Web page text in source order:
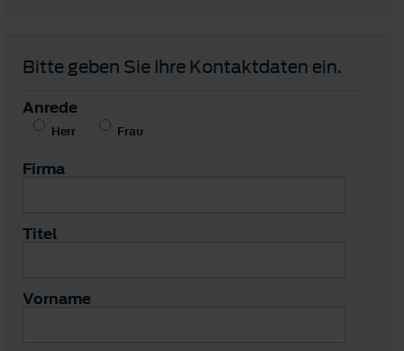
Bitte geben Sie Ihre Kontaktdaten ein.
Anrede
Herr Frau
Firma
Titel
Vorname